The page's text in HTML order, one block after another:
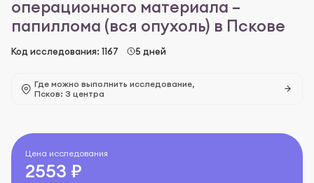
операционного материала –
папиллома (вся опухоль) в Пскове
Код исследования: 1167 5 дней
Где можно выполнить исследование,
Псков: 3 центра
Цена исследования
2553 ₽